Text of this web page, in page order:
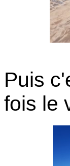
Puis
fois le